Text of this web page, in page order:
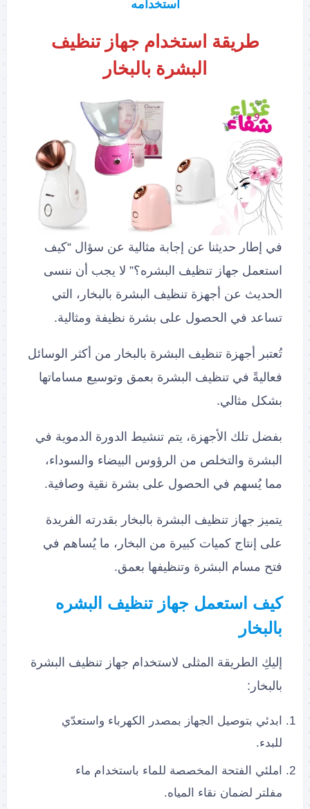
استخدامه
طريقة استخدام جهاز تنظيف
البشرة بالبخار
في إطار حديثنا عن إجابة مثالية عن سؤال “كيف
استعمل جهاز تنظيف البشره؟” لا يجب أن ننسى
الحديث عن أجهزة تنظيف البشرة بالبخار، التي
تساعد في الحصول على بشرة نظيفة ومثالية.
تُعتبر أجهزة تنظيف البشرة بالبخار من أكثر الوسائل
فعاليةً في تنظيف البشرة بعمق وتوسيع مساماتها
بشكل مثالي.
بفضل تلك الأجهزة، يتم تنشيط الدورة الدموية في
البشرة والتخلص من الرؤوس البيضاء والسوداء،
مما يُسهم في الحصول على بشرة نقية وصافية.
يتميز جهاز تنظيف البشرة بالبخار بقدرته الفريدة
على إنتاج كميات كبيرة من البخار، ما يُساهم في
فتح مسام البشرة وتنظيفها بعمق.
كيف استعمل جهاز تنظيف البشره
بالبخار
إليكِ الطريقة المثلى لاستخدام جهاز تنظيف البشرة
بالبخار:
ابدئي بتوصيل الجهاز بمصدر الكهرباء واستعدّي
للبدء.
املئي الفتحة المخصصة للماء باستخدام ماء
مفلتر لضمان نقاء المياه.